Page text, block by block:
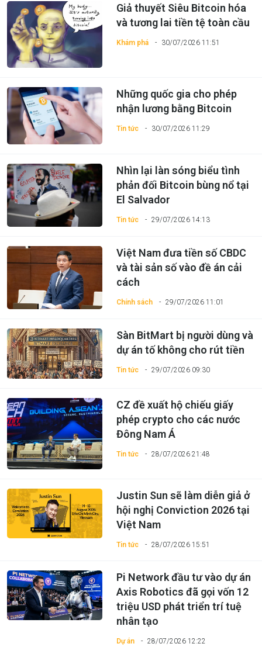
Khám phá 30/07/2026 11:51
Giả thuyết Siêu Bitcoin hóa
và tương lai tiền tệ toàn cầu
Tin tức 30/07/2026 11:29
Những quốc gia cho phép
nhận lương bằng Bitcoin
Tin tức 29/07/2026 14:13
Nhìn lại làn sóng biểu tình
phản đối Bitcoin bùng nổ tại
El Salvador
Chính sách 29/07/2026 11:01
Việt Nam đưa tiền số CBDC
và tài sản số vào đề án cải
cách
Tin tức 29/07/2026 09:30
Sàn BitMart bị người dùng và
dự án tố không cho rút tiền
Tin tức 28/07/2026 21:48
CZ đề xuất hộ chiếu giấy
phép crypto cho các nước
Đông Nam Á
Tin tức 28/07/2026 15:51
Justin Sun sẽ làm diễn giả ở
hội nghị Conviction 2026 tại
Việt Nam
Dự án 28/07/2026 12:22
Pi Network đầu tư vào dự án
Axis Robotics đã gọi vốn 12
triệu USD phát triển trí tuệ
nhân tạo